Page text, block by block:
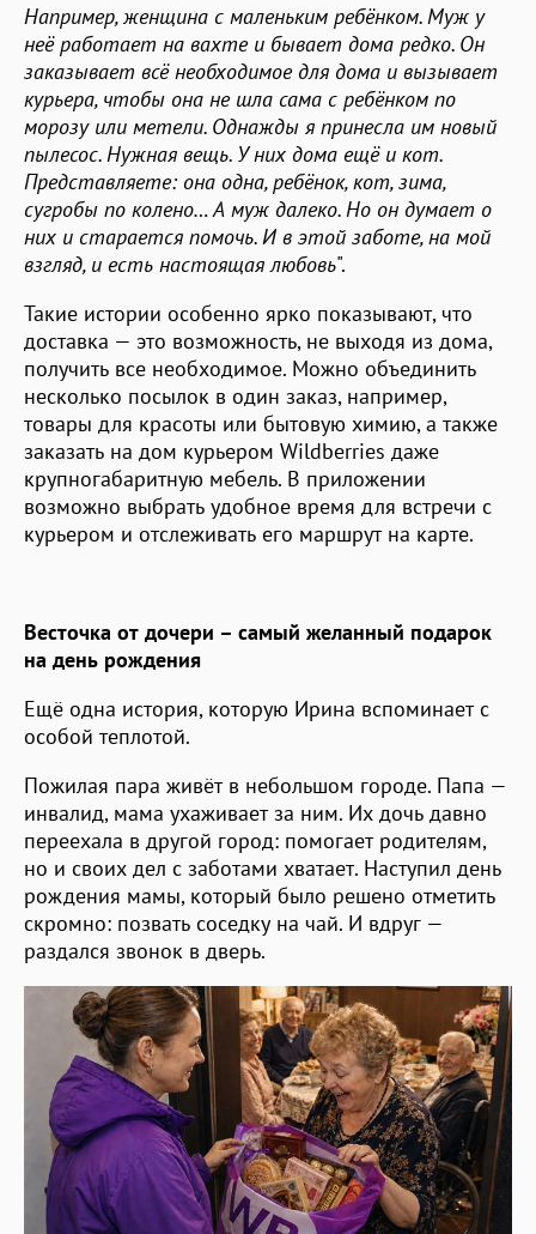
Например, женщина с маленьким ребёнком. Муж у
неё работает на вахте и бывает дома редко. Он
заказывает всё необходимое для дома и вызывает
курьера, чтобы она не шла сама с ребёнком по
морозу или метели. Однажды я принесла им новый
пылесос. Нужная вещь. У них дома ещё и кот.
Представляете: она одна, ребёнок, кот, зима,
сугробы по колено… А муж далеко. Но он думает о
них и старается помочь. И в этой заботе, на мой
взгляд, и есть настоящая любовь".
Такие истории особенно ярко показывают, что
доставка — это возможность, не выходя из дома,
получить все необходимое. Можно объединить
несколько посылок в один заказ, например,
товары для красоты или бытовую химию, а также
заказать на дом курьером Wildberries даже
крупногабаритную мебель. В приложении
возможно выбрать удобное время для встречи с
курьером и отслеживать его маршрут на карте.
Весточка от дочери – самый желанный подарок
на день рождения
Ещё одна история, которую Ирина вспоминает с
особой теплотой.
Пожилая пара живёт в небольшом городе. Папа —
инвалид, мама ухаживает за ним. Их дочь давно
переехала в другой город: помогает родителям,
но и своих дел с заботами хватает. Наступил день
рождения мамы, который было решено отметить
скромно: позвать соседку на чай. И вдруг —
раздался звонок в дверь.